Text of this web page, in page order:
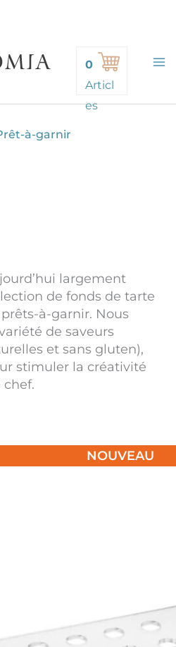
0
Articl
es
à-garnir
largement
de fonds de tarte
à-garnir. Nous
de saveurs
et sans gluten),
stimuler la créativité
NOUVEAU